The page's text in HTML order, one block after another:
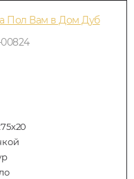
Пол Вам в Дом Дуб